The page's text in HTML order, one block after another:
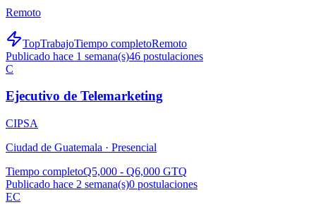
Remoto
TopTrabajoTiempo completoRemoto
Publicado hace 1 semana(s)46 postulaciones
C
Ejecutivo de Telemarketing
CIPSA
Ciudad de Guatemala · Presencial
Tiempo completoQ5,000 - Q6,000 GTQ
Publicado hace 2 semana(s)0 postulaciones
EC